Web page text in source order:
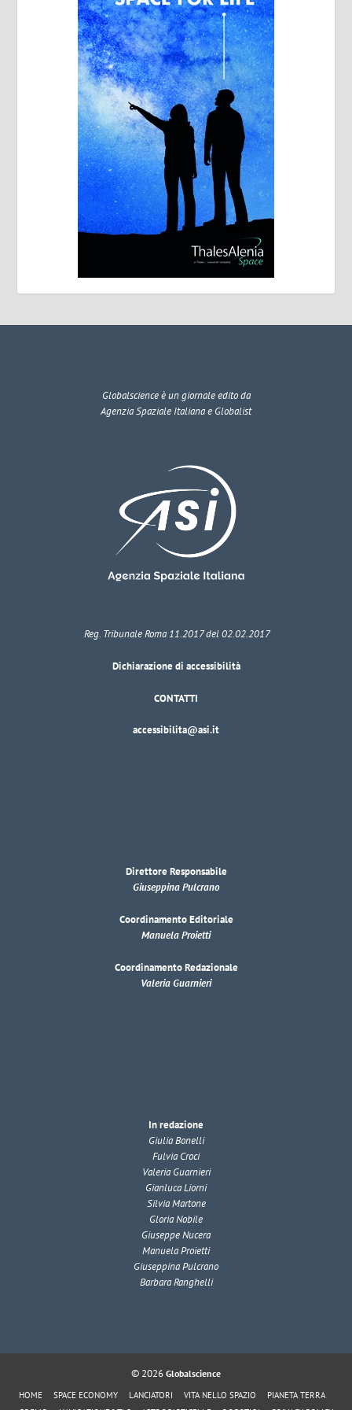
Globalscienceè un giornale edito da
Agenzia Spaziale Italiana e Globalist
Reg. Tribunale Roma 11.2017 del 02.02.2017
Dichiarazione di accessibilità
CONTATTI
accessibilita@asi.it
Direttore Responsabile
Giuseppina Pulcrano
Coordinamento Editoriale
Manuela Proietti
Coordinamento Redazionale
Valeria Guarnieri
In redazione
Giulia Bonelli
Fulvia Croci
Valeria Guarnieri
Gianluca Liorni
Silvia Martone
Gloria Nobile
Giuseppe Nucera
Manuela Proietti
Giuseppina Pulcrano
Barbara Ranghelli
© 2026 Globalscience
HOME SPACE ECONOMY LANCIATORI VITA NELLO SPAZIO
PIANETA TERRA